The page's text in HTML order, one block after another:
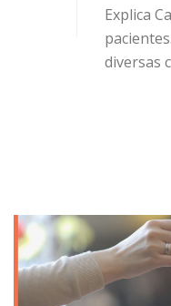
Explica
diversas